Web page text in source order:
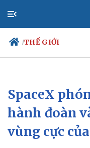
/THẾ GIỚI
Chính trị
Đảng
Tổ chức nhân sự
Quốc hội
Nhận diện sự thật
SpaceX
hành đoàn
vùng cực